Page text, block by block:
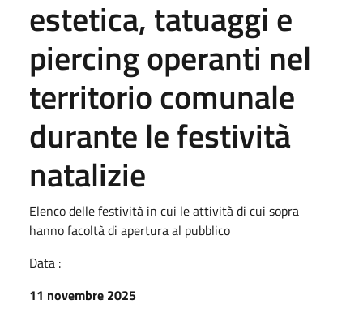
estetica, tatuaggi e
piercing operanti nel
territorio comunale
durante le festività
natalizie
Elenco delle festività in cui le attività di cui sopra
hanno facoltà di apertura al pubblico
Data :
11 novembre 2025